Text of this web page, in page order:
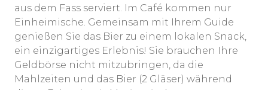
aus dem Fass serviert. Im Café kommen nur
Einheimische. Gemeinsam mit Ihrem Guide
genießen Sie das Bier zu einem lokalen Snack,
ein einzigartiges Erlebnis! Sie brauchen Ihre
Geldbörse nicht mitzubringen, da die
Mahlzeiten und das Bier (2 Gläser) während